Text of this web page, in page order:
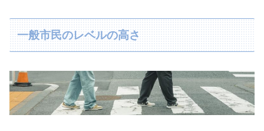
一般市民のレベルの高さ